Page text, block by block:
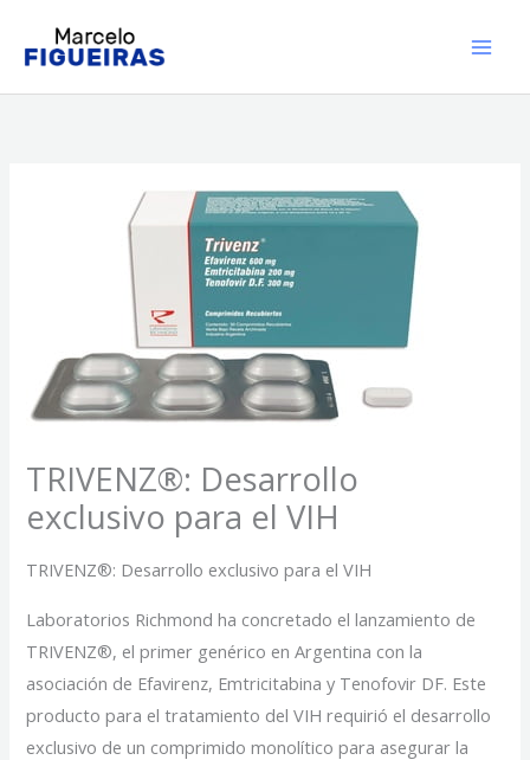
TRIVENZ®: Desarrollo
exclusivo para el VIH
TRIVENZ®: Desarrollo exclusivo para el VIH
Laboratorios Richmond ha concretado el lanzamiento de
TRIVENZ®, el primer genérico en Argentina con la
asociación de Efavirenz, Emtricitabina y Tenofovir DF. Este
producto para el tratamiento del VIH requirió el desarrollo
exclusivo de un comprimido monolítico para asegurar la